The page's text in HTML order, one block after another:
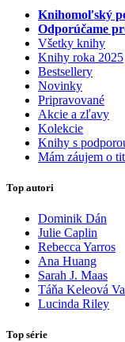
Knihomoľský
Odporúčame
Všetky knihy
Knihy roka 2025
Bestsellery
Novinky
Pripravované
Akcie a zľavy
Kolekcie
Knihy s
Mám záujem o
Top autori
Dominik Dán
Julie Caplin
Rebecca Yarros
Ana Huang
Sarah J. Maas
Táňa Keleová
Lucinda Riley
Top série